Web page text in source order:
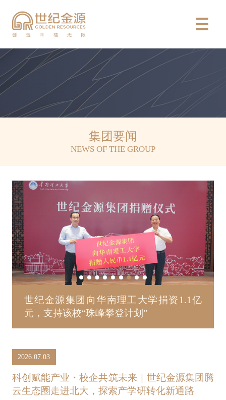

集团要闻
NEWS OF THE GROUP
世纪金源集团向华南理工大学捐资1.1亿
元，支持该校“珠峰攀登计划”
2026.07.03
科创赋能产业・校企共筑未来｜世纪金源集团腾
云生态圈走进北大，探索产学研转化新通路